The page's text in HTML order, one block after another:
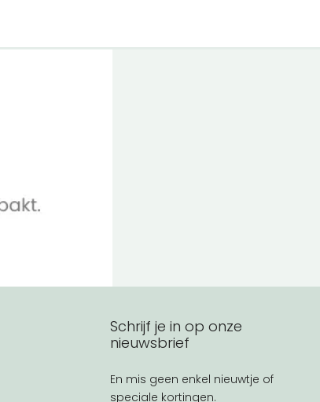
Schrijf je in op onze
nieuwsbrief
En mis geen enkel nieuwtje of
speciale kortingen.